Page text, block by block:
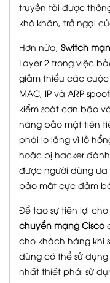
truyền tải được
khó khăn, trở ngại
Hơn nữa, Switch
Layer 2 trong việc
giảm thiểu các
MAC, IP và ARP
kiểm soát cơn bão
năng bảo mật tiên
phải lo lắng vì lỗ
hoặc bị hacker
được người dùng
bảo mật cực đảm
Để tạo sự tiện lợi
chuyển mạng Cisco
cho khách hàng khi
dùng có thể sử
nhất thiết phải sử